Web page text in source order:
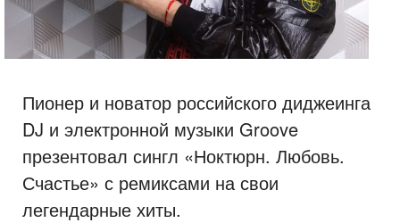
Пионер и новатор российского диджеинга
DJ и электронной музыки Groove
презентовал сингл «Ноктюрн. Любовь.
Счастье» с ремиксами на свои
легендарные хиты.